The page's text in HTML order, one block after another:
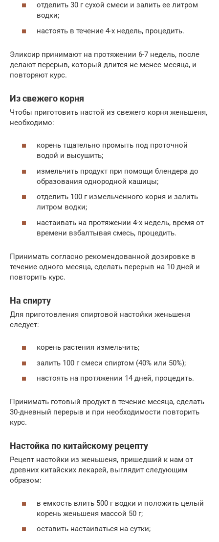
отделить 30 г сухой смеси и залить ее литром
водки;
настоять в течение 4-х недель, процедить.
Эликсир принимают на протяжении 6-7 недель, после
делают перерыв, который длится не менее месяца, и
повторяют курс.
Из свежего корня
Чтобы приготовить настой из свежего корня женьшеня,
необходимо:
корень тщательно промыть под проточной
водой и высушить;
измельчить продукт при помощи блендера до
образования однородной кашицы;
отделить 100 г измельченного корня и залить
литром водки;
настаивать на протяжении 4-х недель, время от
времени взбалтывая смесь, процедить.
Принимать согласно рекомендованной дозировке в
течение одного месяца, сделать перерыв на 10 дней и
повторить курс.
На спирту
Для приготовления спиртовой настойки женьшеня
следует:
корень растения измельчить;
залить 100 г смеси спиртом (40% или 50%);
настоять на протяжении 14 дней, процедить.
Принимать готовый продукт в течение месяца, сделать
30-дневный перерыв и при необходимости повторить
курс.
Настойка по китайскому рецепту
Рецепт настойки из женьшеня, пришедший к нам от
древних китайских лекарей, выглядит следующим
образом:
в емкость влить 500 г водки и положить целый
корень женьшеня массой 50 г;
оставить настаиваться на сутки;